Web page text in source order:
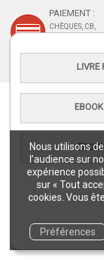
Nous utilisons
l’audience sur
expérience
sur « Tout
cookies. Vous
Préférences
LIVRE
PAIEMENT :
CHÈQUES, CB,
ADMINISTRATIF,